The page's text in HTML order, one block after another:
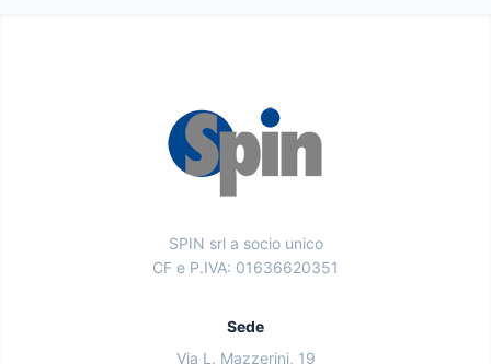
SPIN srl a socio unico
CF e P.IVA: 01636620351
Sede
Via L. Mazzerini, 19